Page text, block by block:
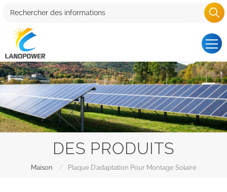
DES PRODUITS
Maison / Plaque D'adaptation Pour Montage Solaire